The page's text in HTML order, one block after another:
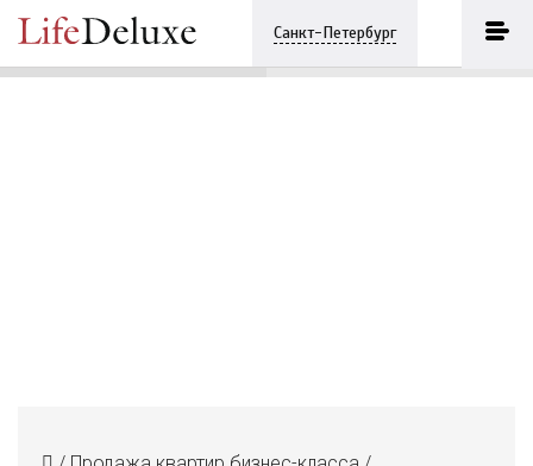
Санкт-Петербург
Ростовская ул., д. 14-16
+7 (812) 3330243 ПОЗВОНИТЬ